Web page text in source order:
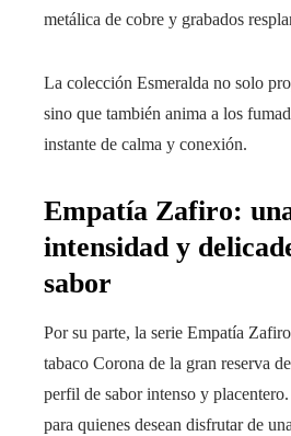
metálica de cobre y grabados
La colección Esmeralda no solo
sino que también anima a los
instante de calma y conexión.
Empatía Zafiro:
intensidad y
sabor
Por su parte, la serie Empatía
tabaco Corona de la gran reserva
perfil de sabor intenso y
para quienes desean disfrutar de